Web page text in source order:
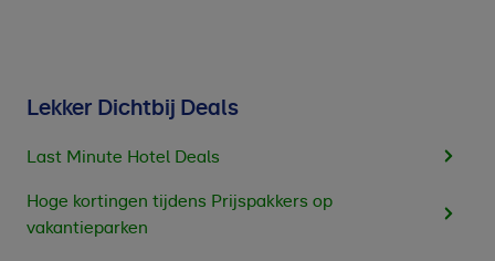
Lekker Dichtbij Deals
Last Minute Hotel Deals
Hoge kortingen tijdens Prijspakkers op
vakantieparken